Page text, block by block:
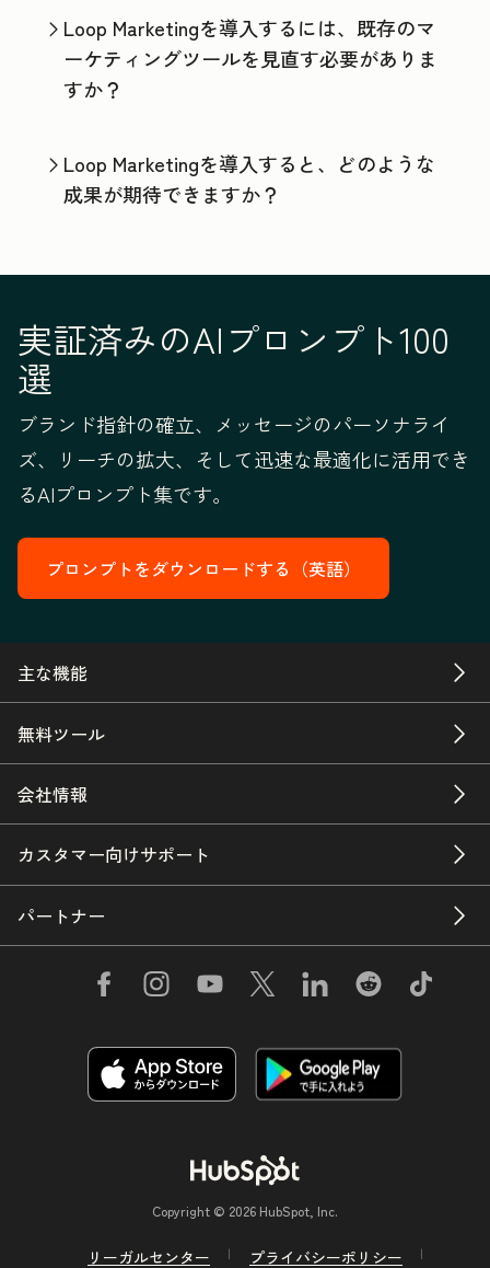
Loop Marketingを導入するには、既存のマ
ーケティングツールを見直す必要がありま
すか？
Loop Marketingを導入すると、どのような
成果が期待できますか？
実証済みのAIプロンプト100
選
ブランド指針の確立、メッセージのパーソナライ
ズ、リーチの拡大、そして迅速な最適化に活用でき
るAIプロンプト集です。
プロンプトをダウンロードする（英語）
主な機能
無料ツール
会社情報
カスタマー向けサポート
パートナー
Copyright © 2026 HubSpot, Inc.
リーガルセンター プライバシーポリシー